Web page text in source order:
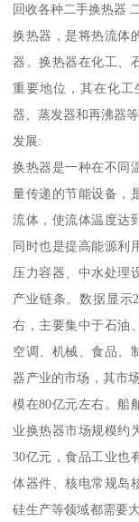
回收各种二手换热器
换热器，是将热流体
器。换热器在化工、
重要地位，其在化
器、蒸发器和再沸器等
发展:
换热器是一种在不同
量传递的节能设备，
流体，使流体温度达
同时也是提高能源利
压力容器、中水处理
产业链条。数据显示
右，主要集中于石油
空调、机械、食品、
器产业的市场，其市
模在80亿元左右。船
业换热器市场规模约
30亿元，食品工业也
体器件、核电常规岛
硅生产等领域都需要